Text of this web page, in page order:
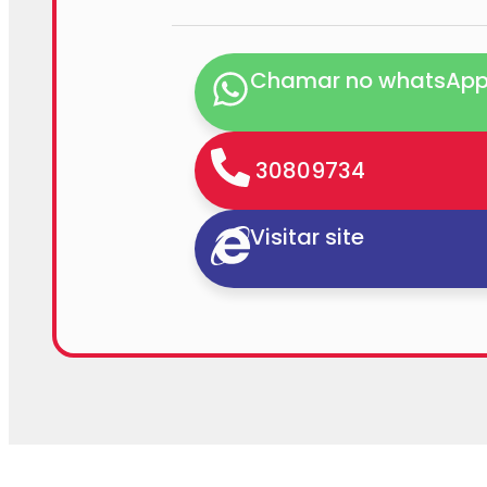
Chamar no
30809734
Visitar site